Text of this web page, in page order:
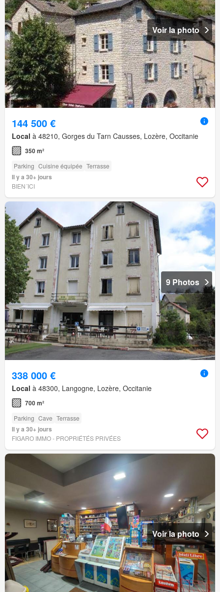
Voir la photo
144 500 €
Local à 48210, Gorges du Tarn Causses, Lozère, Occitanie
350 m²
Parking Cuisine équipée Terrasse
Il y a 30+ jours
BIEN´ICI
9 Photos
338 000 €
Local à 48300, Langogne, Lozère, Occitanie
700 m²
Parking Cave Terrasse
Il y a 30+ jours
FIGARO IMMO - PROPRIÉTÉS PRIVÉES
Voir la photo